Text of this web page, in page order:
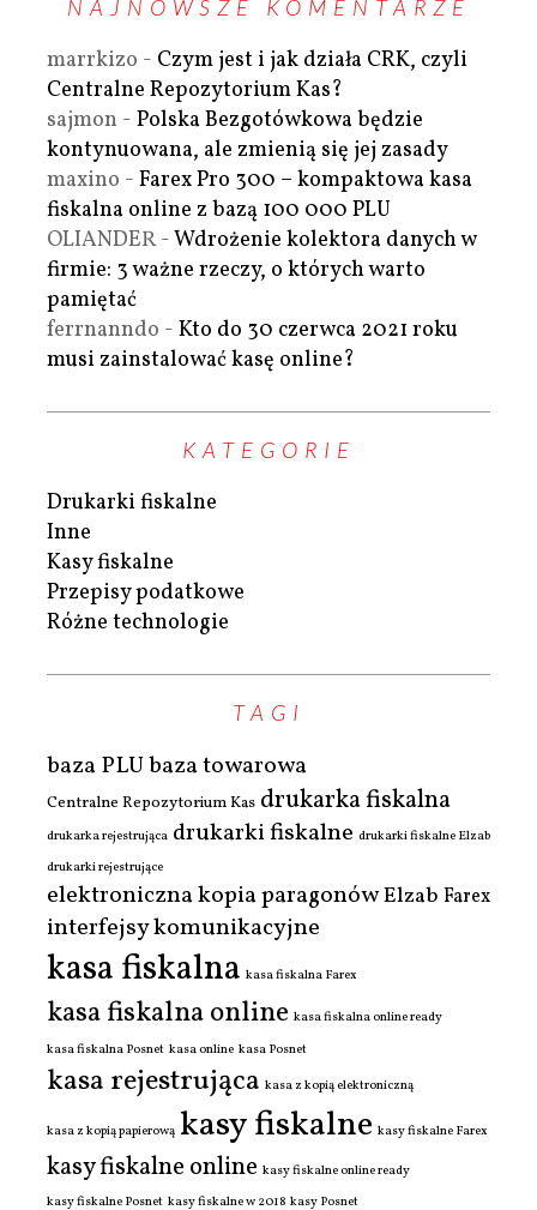
NAJNOWSZE KOMENTARZE
marrkizo - Czym jest i jak działa CRK, czyli
Centralne Repozytorium Kas?
sajmon - Polska Bezgotówkowa będzie
kontynuowana, ale zmienią się jej zasady
maxino - Farex Pro 300 – kompaktowa kasa
fiskalna online z bazą 100 000 PLU
OLIANDER-Wdrożenie kolektora danych w
firmie: 3 ważne rzeczy, o których warto
pamiętać
ferrnanndo - Kto do 30 czerwca 2021 roku
musi zainstalować kasę online?
KATEGORIE
Drukarki fiskalne
Inne
Kasy fiskalne
Przepisy podatkowe
Różne technologie
TAGI
baza PLUbaza towarowa
Centralne Repozytorium Kas drukarka fiskalna
drukarka rejestrująca drukarki fiskalne drukarki fiskalne Elzab
drukarki rejestrujące
elektroniczna kopia paragonówElzab Farex
interfejsy komunikacyjne
kasa fiskalna kasa fiskalna Farex
kasa fiskalna online kasa fiskalna online ready
kasa fiskalna Posnet kasa online kasa Posnet
kasa rejestrująca kasa z kopią elektroniczną
kasa z kopią papierową kasy fiskalne kasy fiskalne Farex
kasy fiskalne online kasy fiskalne online ready
kasy fiskalne Posnet kasy fiskalne w 2018 kasy Posnet